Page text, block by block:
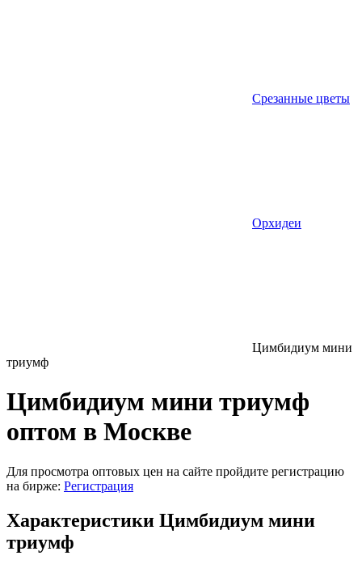
Срезанные цветы
Орхидеи
Цимбидиум мини
триумф
Цимбидиум мини триумф
оптом в Москве
Для просмотра оптовых цен на сайте пройдите регистрацию
на бирже: Регистрация
Характеристики Цимбидиум мини
триумф